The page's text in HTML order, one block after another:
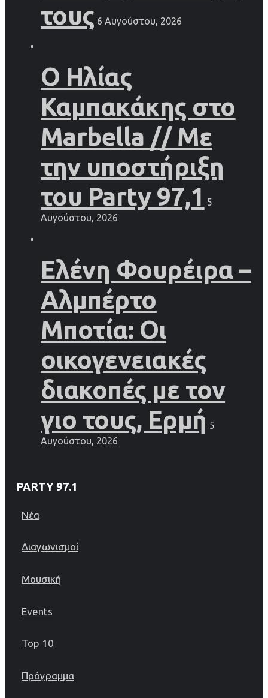
τους 6 Αυγούστου, 2026
Ο Ηλίας
Καμπακάκης στο
Marbella // Με
την υποστήριξη
του Party 97,1
5
Αυγούστου, 2026
Ελένη Φουρέιρα –
Αλμπέρτο
Μποτία: Οι
οικογενειακές
διακοπές με τον
γιο τους, Ερμή 5
Αυγούστου, 2026
PARTY 97.1
Νέα
Διαγωνισμοί
Μουσική
Events
Top 10
Πρόγραμμα